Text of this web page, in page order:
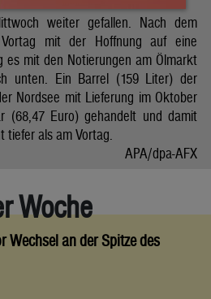
weiter gefallen. Nach dem
mit der Hoffnung auf eine
es mit den Notierungen am Ölmarkt
unten. Ein Barrel (159 Liter) der
Nordsee mit Lieferung im Oktober
(68,47 Euro) gehandelt und damit
tiefer als am Vortag.
APA/dpa-AFX
Woche
Wechsel an der Spitze des